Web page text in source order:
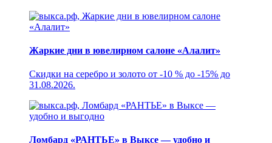
Жаркие дни в ювелирном салоне «Алалит»
Скидки на серебро и золото от -10 % до -15% до
31.08.2026.
Ломбард «РАНТЬЕ» в Выксе — удобно и